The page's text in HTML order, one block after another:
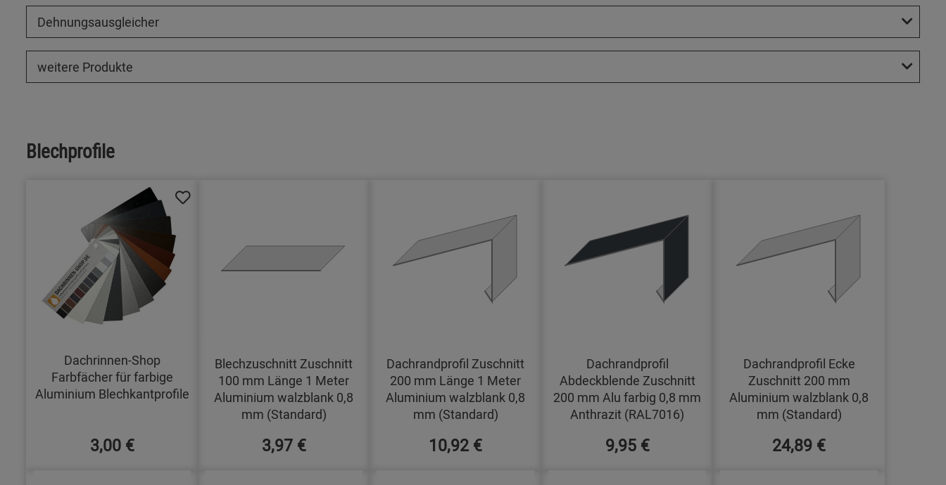
Dehnungsausgleicher
weitere Produkte
Blechprofile
Dachrinnen-Shop
Farbfächer für farbige
Aluminium Blechkantprofile
3,00 €
Blechzuschnitt Zuschnitt
100 mm Länge 1 Meter
Aluminium walzblank 0,8
mm (Standard)
3,97 €
Dachrandprofil Zuschnitt
200 mm Länge 1 Meter
Aluminium walzblank 0,8
mm (Standard)
10,92 €
Dachrandprofil
Abdeckblende Zuschnitt
200 mm Alu farbig 0,8 mm
Anthrazit (RAL7016)
9,95 €
Dachrandprofil Ecke
Zuschnitt 200 mm
Aluminium walzblank 0,8
mm (Standard)
24,89 €